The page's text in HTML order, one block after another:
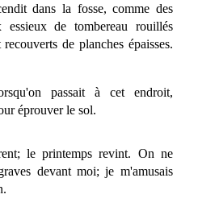
dans la fosse, comme des
essieux de tombereau rouillés
de planches épaisses.
passait à cet endroit,
éprouver le sol.
le printemps revint. On ne
devant moi; je m'amusais